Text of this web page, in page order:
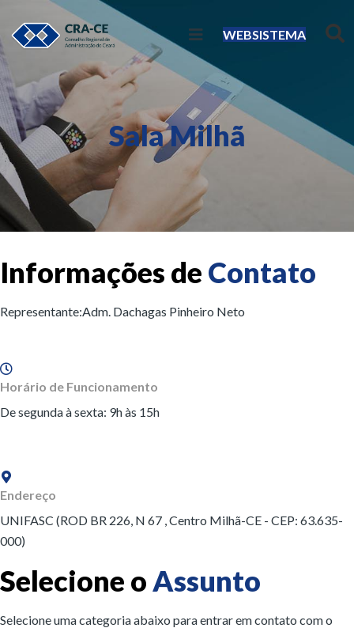
WEBSISTEMA
Sala Milhã
Informações de Contato
Representante:Adm. Dachagas Pinheiro Neto
Horário de Funcionamento
De segunda à sexta: 9h às 15h
Endereço
UNIFASC (ROD BR 226, N 67 , Centro Milhã-CE - CEP: 63.635-
000)
Selecione oAssunto
Selecione uma categoria abaixo para entrar em contato com o